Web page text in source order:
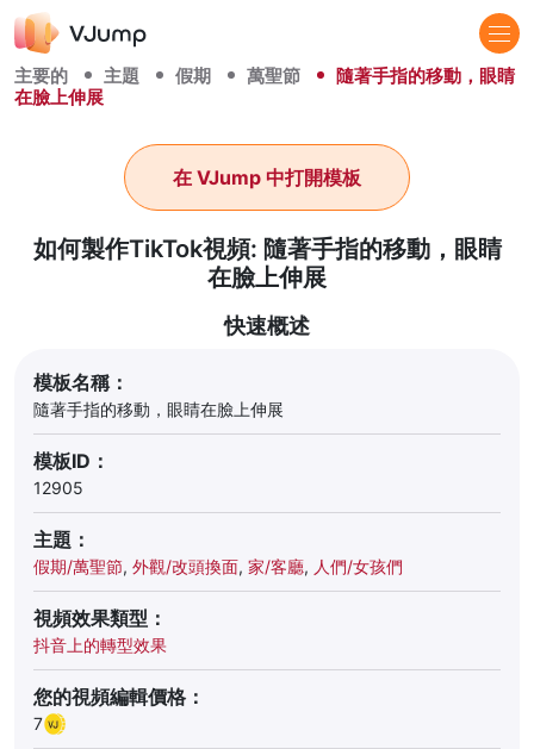
主要的 主題 假期 萬聖節
隨著手指的移動，眼睛
在臉上伸展
如何製作TikTok視頻: 隨著手指的移動，眼睛
在臉上伸展
在 VJump 中打開模板
快速概述
模板名稱：
隨著手指的移動，眼睛在臉上伸展
模板ID：
12905
主題：
假期/萬聖節, 外觀/改頭換面, 家/客廳, 人們/女孩們
視頻效果類型：
抖音上的轉型效果
您的視頻編輯價格：
7